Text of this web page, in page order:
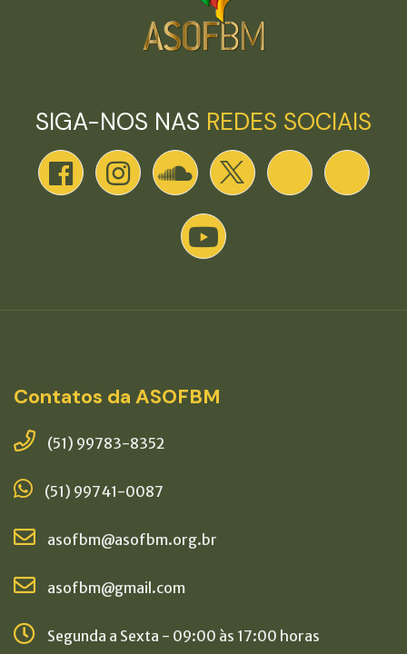
SIGA-NOS NAS REDES SOCIAIS
Contatos da ASOFBM
(51) 99783-8352
(51) 99741-0087
asofbm@asofbm.org.br
asofbm@gmail.com
Segunda a Sexta - 09:00 às 17:00 horas